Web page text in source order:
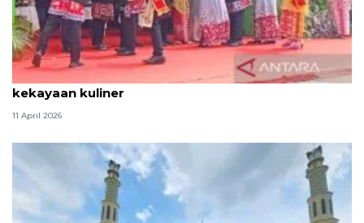
Tradisi hantaran Lebaran Betawi simbol bakti dan
kekayaan kuliner
11 April 2026